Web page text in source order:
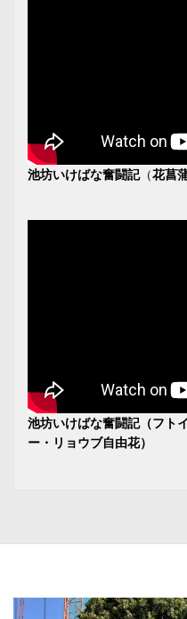
池坊いけばな奮闘記（花菖
池坊いけばな奮闘記（フト
ー・リョウブ自由花）